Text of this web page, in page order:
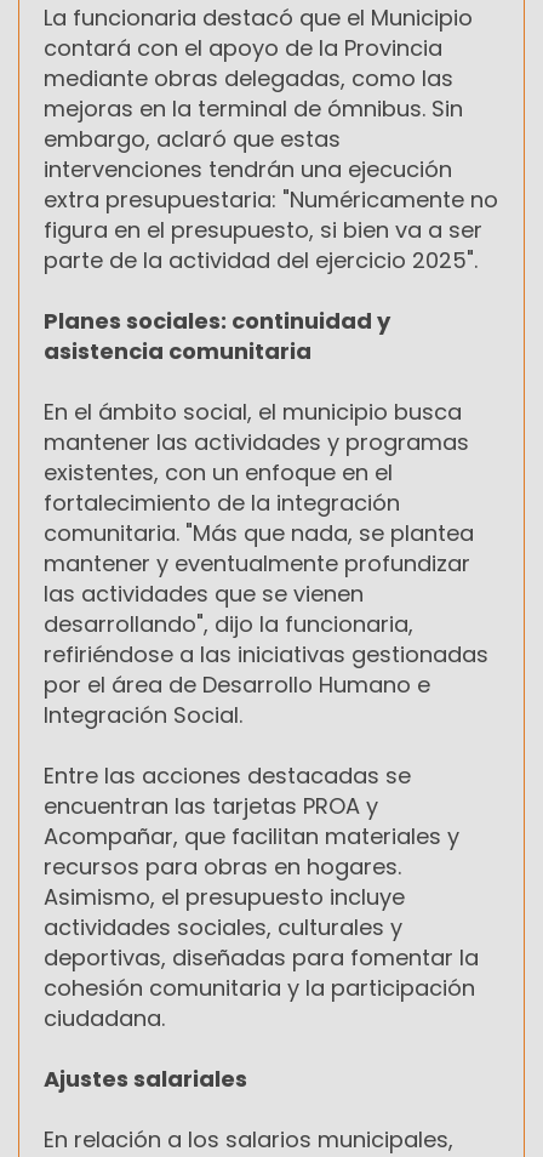
La funcionaria destacó que el Municipio
contará con el apoyo de la Provincia
mediante obras delegadas, como las
mejoras en la terminal de ómnibus. Sin
embargo, aclaró que estas
intervenciones tendrán una ejecución
extra presupuestaria: "Numéricamente no
figura en el presupuesto, si bien va a ser
parte de la actividad del ejercicio 2025".
Planes sociales: continuidad y
asistencia comunitaria
En el ámbito social, el municipio busca
mantener las actividades y programas
existentes, con un enfoque en el
fortalecimiento de la integración
comunitaria. "Más que nada, se plantea
mantener y eventualmente profundizar
las actividades que se vienen
desarrollando", dijo la funcionaria,
refiriéndose a las iniciativas gestionadas
por el área de Desarrollo Humano e
Integración Social.
Entre las acciones destacadas se
encuentran las tarjetas PROA y
Acompañar, que facilitan materiales y
recursos para obras en hogares.
Asimismo, el presupuesto incluye
actividades sociales, culturales y
deportivas, diseñadas para fomentar la
cohesión comunitaria y la participación
ciudadana.
Ajustes salariales
En relación a los salarios municipales,